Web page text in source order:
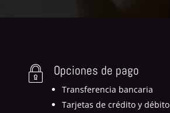
Opciones de pago
Transferencia bancaria
Tarjetas de crédito y débito